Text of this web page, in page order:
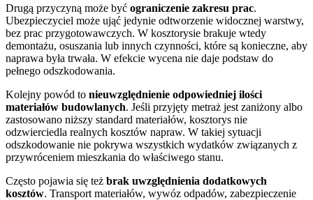
Drugą przyczyną może być ograniczenie zakresu prac.
Ubezpieczyciel może ująć jedynie odtworzenie widocznej warstwy,
bez prac przygotowawczych. W kosztorysie brakuje wtedy
demontażu, osuszania lub innych czynności, które są konieczne, aby
naprawa była trwała. W efekcie wycena nie daje podstaw do
pełnego odszkodowania.
Kolejny powód to nieuwzględnienie odpowiedniej ilości
materiałów budowlanych. Jeśli przyjęty metraż jest zaniżony albo
zastosowano niższy standard materiałów, kosztorys nie
odzwierciedla realnych kosztów napraw. W takiej sytuacji
odszkodowanie nie pokrywa wszystkich wydatków związanych z
przywróceniem mieszkania do właściwego stanu.
Często pojawia się też brak uwzględnienia dodatkowych
kosztów. Transport materiałów, wywóz odpadów, zabezpieczenie